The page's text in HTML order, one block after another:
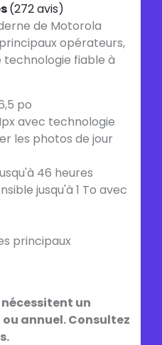
(272 avis)
de Motorola
opérateurs,
fiable à
po
avec technologie
les photos de jour
46 heures
jusqu'à 1 To avec
principaux
un
annuel. Consultez